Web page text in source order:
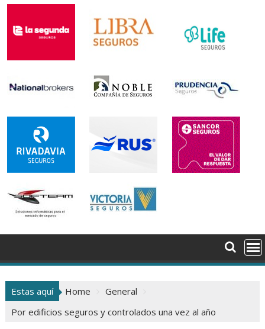
Estas aquí Home
General
Por edificios seguros y controlados una vez al año